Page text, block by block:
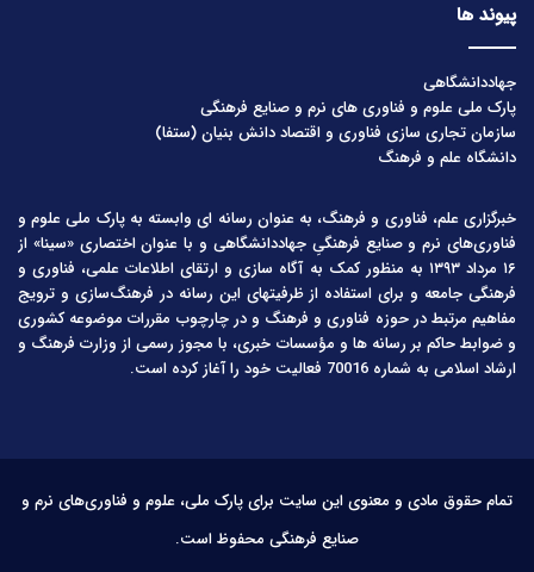
پیوند ها
جهاددانشگاهی
پارک ملی علوم و فناوری های نرم و صنایع فرهنگی
سازمان تجاری سازی فناوری و اقتصاد دانش بنیان (ستفا)
دانشگاه علم و فرهنگ
خبرگزاری علم، فناوری و فرهنگ، به عنوان رسانه ای وابسته به پارک ملی علوم و
فناوری‌های نرم و صنایع فرهنگیِ جهاددانشگاهی و با عنوان اختصاری «سینا» از
۱۶ مرداد ۱۳۹۳ به منظور کمک به آگاه سازی و ارتقای اطلاعات علمی، فناوری و
فرهنگی جامعه و برای استفاده از ظرفیتهای این رسانه در فرهنگ‌سازی و ترویج
مفاهیم مرتبط در حوزه فناوری و فرهنگ و در چارچوب مقررات موضوعه کشوری
و ضوابط حاکم بر رسانه ها و مؤسسات خبری، با مجوز رسمی از وزارت فرهنگ و
ارشاد اسلامی به شماره 70016 فعالیت خود را آغاز کرده است.
تمام حقوق مادی و معنوی این سایت برای پارک ملی، علوم و فناوری‌های نرم و
صنایع فرهنگی محفوظ است.